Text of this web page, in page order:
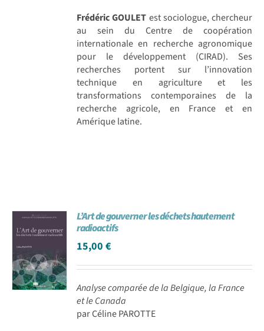
Frédéric GOULET est sociologue, chercheur
au sein du Centre de coopération
internationale en recherche agronomique
pour le développement (CIRAD). Ses
recherches portent sur l’innovation
technique en agriculture et les
transformations contemporaines de la
recherche agricole, en France et en
Amérique latine.
L’Art de gouverner les déchets hautement
radioactifs
15,00€
Analyse comparée de la Belgique, la France
et le Canada
par Céline PAROTTE